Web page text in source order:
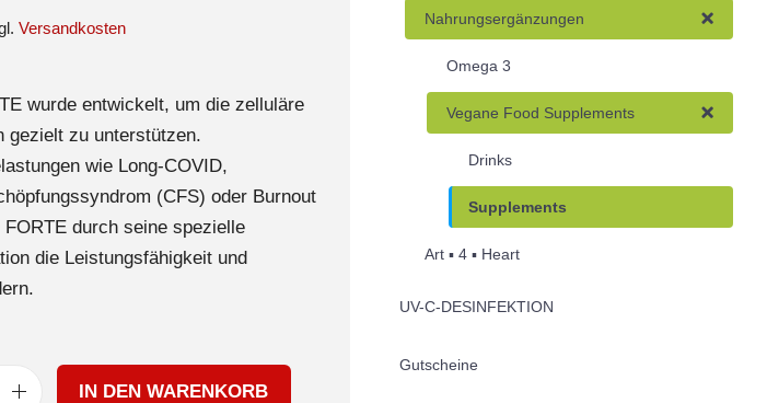
Versandkosten
wurde entwickelt, um die zelluläre
gezielt zu unterstützen.
wie Long-COVID,
(CFS) oder Burnout
durch seine spezielle
die Leistungsfähigkeit und
IN DEN WARENKORB
Nahrungsergänzungen
Omega 3
Vegane Food Supplements
Drinks
Supplements
Art ▪︎ 4 ▪︎ Heart
UV-C-DESINFEKTION
Gutscheine